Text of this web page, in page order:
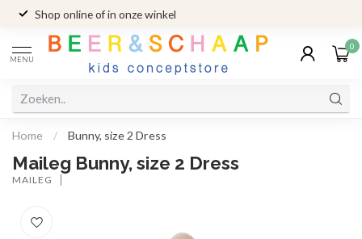
Shop online of in onze winkel
MENU
0
Home / Bunny, size 2 Dress
Maileg Bunny, size 2 Dress
MAILEG